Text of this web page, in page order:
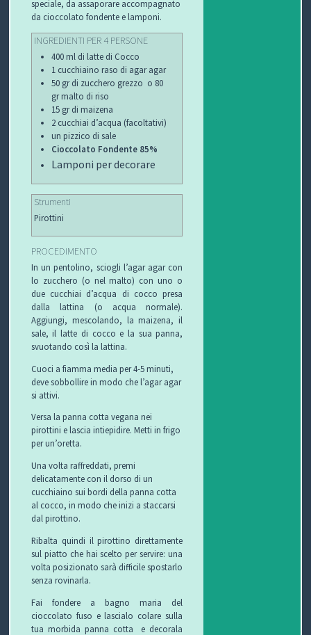
speciale, da assaporare accompagnato
da cioccolato fondente e lamponi.
INGREDIENTI PER 4 PERSONE
400 ml di latte di Cocco
1 cucchiaino raso di agar agar
50 gr di zucchero grezzo o 80
gr malto di riso
15 gr di maizena
2 cucchiai d’acqua (facoltativi)
un pizzico di sale
Cioccolato Fondente 85%
Lamponi per decorare
Strumenti
Pirottini
PROCEDIMENTO
In un pentolino, sciogli l’agar agar con
lo zucchero (o nel malto) con uno o
due cucchiai d’acqua di cocco presa
dalla lattina (o acqua normale).
Aggiungi, mescolando, la maizena, il
sale, il latte di cocco e la sua panna,
svuotando così la lattina.
Cuoci a fiamma media per 4-5 minuti,
deve sobbollire in modo che l’agar agar
si attivi.
Versa la panna cotta vegana nei
pirottini e lascia intiepidire. Metti in frigo
per un’oretta.
Una volta raffreddati, premi
delicatamente con il dorso di un
cucchiaino sui bordi della panna cotta
al cocco, in modo che inizi a staccarsi
dal pirottino.
Ribalta quindi il pirottino direttamente
sul piatto che hai scelto per servire: una
volta posizionato sarà difficile spostarlo
senza rovinarla.
Fai fondere a bagno maria del
cioccolato fuso e lascialo colare sulla
tua morbida panna cotta e decorala